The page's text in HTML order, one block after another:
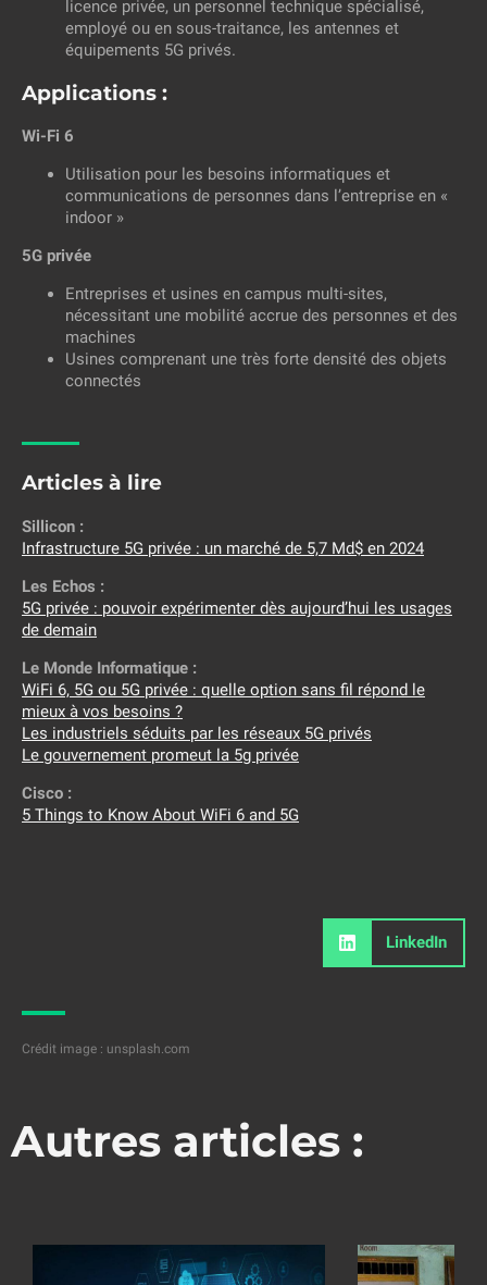
licence privée, un personnel technique spécialisé,
employé ou en sous-traitance, les antennes et
équipements 5G privés.
Applications :
Wi-Fi 6
Utilisation pour les besoins informatiques et
communications de personnes dans l’entreprise en «
indoor »
5G privée
Entreprises et usines en campus multi-sites,
nécessitant une mobilité accrue des personnes et des
machines
Usines comprenant une très forte densité des objets
connectés
Articles à lire
Sillicon :
Infrastructure 5G privée : un marché de 5,7 Md$ en 2024
Les Echos :
5G privée : pouvoir expérimenter dès aujourd’hui les usages
de demain
Le Monde Informatique :
WiFi 6, 5G ou 5G privée : quelle option sans fil répond le
mieux à vos besoins ?
Les industriels séduits par les réseaux 5G privés
Le gouvernement promeut la 5g privée
Cisco :
5 Things to Know About WiFi 6 and 5G
LinkedIn
Crédit image : unsplash.com
Autres articles :